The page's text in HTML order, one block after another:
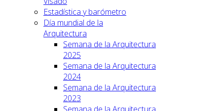
Estadística y barómetro
Día mundial de la
Arquitectura
Semana de la Arquitectura
2025
Semana de la Arquitectura
2024
Semana de la Arquitectura
2023